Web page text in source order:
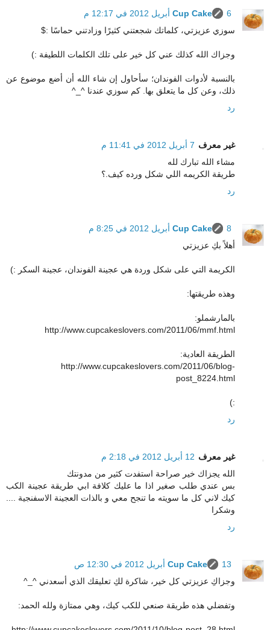
Cup Cake
6 أبريل 2012 في 12:17 م
سوزي عزيزتي، كلماتك شجعتني كثيرًا وزادتني حماسًا :$
وجزاك الله كذلك عني كل خير على تلك الكلمات اللطيفة :)
بالنسبة لأدوات الفوندان؛ سأحاول إن شاء الله أن أضع موضوع عن
ذلك، وعن كل ما يتعلق بها. كم سوزي عندنا ^_^
رد
غير معرف 7 أبريل 2012 في 11:41 م
مشاء الله تبارك لله
طريقة الكريمه اللي شكل ورده كيف.؟
رد
Cup Cake
8 أبريل 2012 في 8:25 م
أهلاً بكِ عزيزتي
الكريمة التي على شكل وردة هي عجينة الفوندان، عجينة السكر :)
وهذه طريقتها:
بالمارشملو:
http://www.cupcakeslovers.com/2011/06/mmf.html
الطريقة العادية:
http://www.cupcakeslovers.com/2011/06/blog-
post_8224.html
:)
رد
غير معرف 12 أبريل 2012 في 2:18 م
الله يجزاك خير صراحة استفدت كثير من مدونتك
بس عندي طلب صغير اذا ما عليك كلافة ابي طريقة عجينة الكب
كيك لاني كل ما سويته ما تنجح معي و بالذات العجينة الاسفنجية ....
وشكرا
رد
Cup Cake
13 أبريل 2012 في 12:30 ص
وجزاكِ عزيزتي كل خير، شاكرة لكِ تعليقك الذي أسعدني ^_^
وتفضلي هذه طريقة صنعي للكب كيك، وهي ممتازة ولله الحمد: